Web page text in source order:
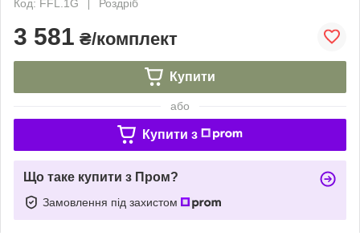
Код: FFL.1G
Роздріб
3 581 ₴/комплект
Купити
або
Купити з
Що таке купити з Пром?
Замовлення під захистом